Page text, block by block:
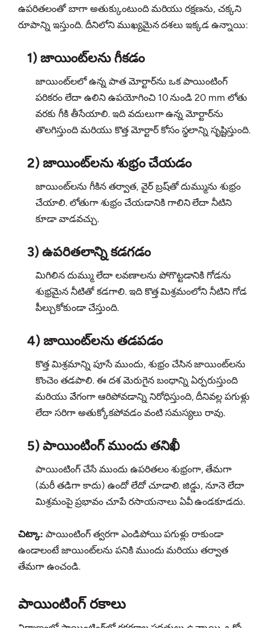
ఉపరితలంతో బాగా అతుక్కుంటుంది మరియు రక్షణను, చక్కని
రూపాన్ని ఇస్తుంది. దీనిలోని ముఖ్యమైన దశలు ఇక్కడ ఉన్నాయి:
1) జాయింట్‌లను గీకడం
జాయింట్‌లలో ఉన్న పాత మోర్టార్‌ను ఒక పాయింటింగ్
పరికరం లేదా ఉలిని ఉపయోగించి 10 నుండి 20 mm లోతు
వరకు గీకి తీసేయాలి. ఇది వదులుగా ఉన్న మోర్టార్‌ను
తొలగిస్తుంది మరియు కొత్త మోర్టార్ కోసం స్థలాన్ని సృష్టిస్తుంది.
2) జాయింట్‌లను శుభ్రం చేయడం
జాయింట్‌లను గీకిన తర్వాత, వైర్ బ్రష్‌తో దుమ్మును శుభ్రం
చేయాలి. లోతుగా శుభ్రం చేయడానికి గాలిని లేదా నీటిని
కూడా వాడవచ్చు.
3) ఉపరితలాన్ని కడగడం
మిగిలిన దుమ్ము లేదా లవణాలను పోగొట్టడానికి గోడను
శుభ్రమైన నీటితో కడగాలి. ఇది కొత్త మిశ్రమంలోని నీటిని గోడ
పీల్చుకోకుండా చేస్తుంది.
4) జాయింట్‌లను తడపడం
కొత్త మిశ్రమాన్ని పూసే ముందు, శుభ్రం చేసిన జాయింట్‌లను
కొంచెం తడపాలి. ఈ దశ మెరుగైన బంధాన్ని ఏర్పరుస్తుంది
మరియు వేగంగా ఆరిపోవడాన్ని నిరోధిస్తుంది, దీనివల్ల పగుళ్లు
లేదా సరిగా అతుక్కోకపోవడం వంటి సమస్యలు రావు.
5) పాయింటింగ్ ముందు తనిఖీ
పాయింటింగ్ చేసే ముందు ఉపరితలం శుభ్రంగా, తేమగా
(మరీ తడిగా కాదు) ఉందో లేదో చూడాలి. జిడ్డు, నూనె లేదా
మిశ్రమంపై ప్రభావం చూపే రసాయనాలు ఏవీ ఉండకూడదు.
చిట్కా: పాయింటింగ్ త్వరగా ఎండిపోయి పగుళ్లు రాకుండా
ఉండాలంటే జాయింట్‌లను పనికి ముందు మరియు తర్వాత
తేమగా ఉంచండి.
పాయింటింగ్ రకాలు